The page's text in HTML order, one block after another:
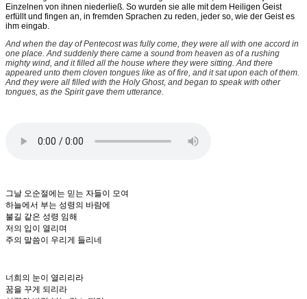
Einzelnen von ihnen niederließ. So wurden sie alle mit dem Heiligen Geist
erfüllt und fingen an, in fremden Sprachen zu reden, jeder so, wie der Geist es
ihm eingab.
And when the day of Pentecost was fully come, they were all with one accord in
one place. And suddenly there came a sound from heaven as of a rushing
mighty wind, and it filled all the house where they were sitting. And there
appeared unto them cloven tongues like as of fire, and it sat upon each of them.
And they were all filled with the Holy Ghost, and began to speak with other
tongues, as the Spirit gave them utterance.
그날 오순절에는 믿는 자들이 모여
하늘에서 부는 성령의 바람에
불길 같은 성령 임해
저의 입이 열리며
주의 말씀이 우리게 들리네
너희의 눈이 열리리라
꿈을 꾸게 되리라